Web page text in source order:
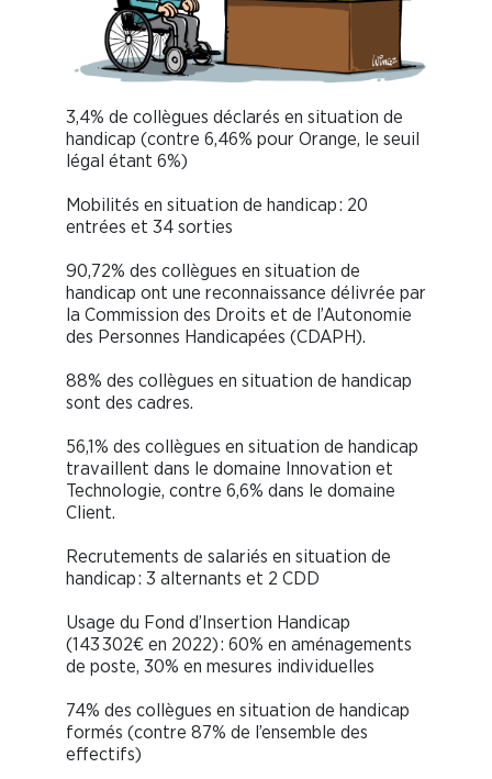
3,4% de collègues déclarés en situation de
handicap (contre 6,46% pour Orange, le seuil
légal étant 6%)
Mobilités en situation de handicap : 20
entrées et 34 sorties
90,72% des collègues en situation de
handicap ont une reconnaissance délivrée par
la Commission des Droits et de l’Autonomie
des Personnes Handicapées (CDAPH).
88% des collègues en situation de handicap
sont des cadres.
56,1% des collègues en situation de handicap
travaillent dans le domaine Innovation et
Technologie, contre 6,6% dans le domaine
Client.
Recrutements de salariés en situation de
handicap : 3 alternants et 2 CDD
Usage du Fond d’Insertion Handicap
(143 302€ en 2022) : 60% en aménagements
de poste, 30% en mesures individuelles
74% des collègues en situation de handicap
formés (contre 87% de l’ensemble des
effectifs)